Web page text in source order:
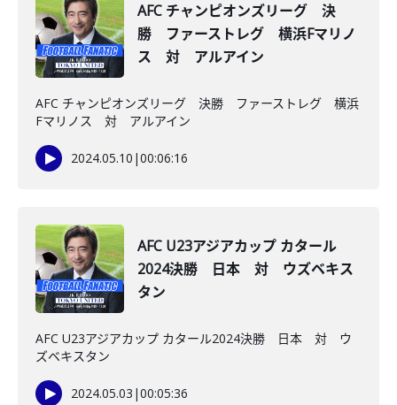
AFC チャンピオンズリーグ 決
勝 ファーストレグ 横浜Fマリノ
ス 対 アルアイン
AFC チャンピオンズリーグ 決勝 ファーストレグ 横浜
Fマリノス 対 アルアイン
2024.05.10 |00:06:16
AFC U23アジアカップ カタール
2024決勝 日本 対 ウズベキス
タン
AFC U23アジアカップ カタール2024決勝 日本 対 ウ
ズベキスタン
2024.05.03 |00:05:36